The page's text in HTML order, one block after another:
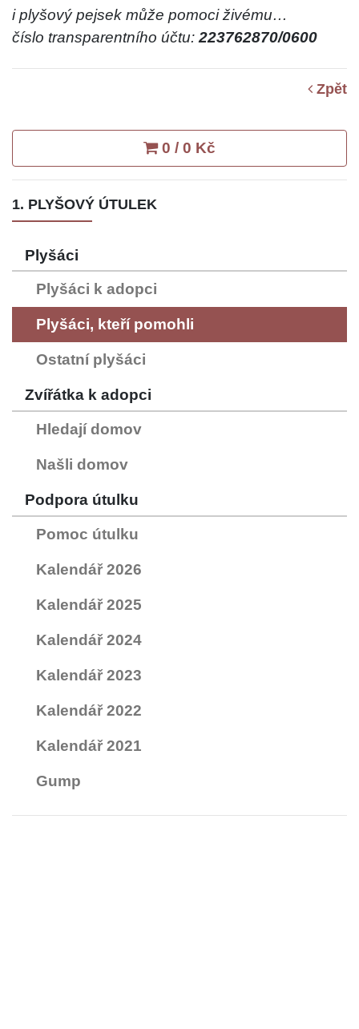
i plyšový pejsek může pomoci živému…
číslo transparentního účtu: 223762870/0600
Zpět
0 / 0 Kč
1. PLYŠOVÝ ÚTULEK
Plyšáci
Plyšáci k adopci
Plyšáci, kteří pomohli
Ostatní plyšáci
Zvířátka k adopci
Hledají domov
Našli domov
Podpora útulku
Pomoc útulku
Kalendář 2026
Kalendář 2025
Kalendář 2024
Kalendář 2023
Kalendář 2022
Kalendář 2021
Gump